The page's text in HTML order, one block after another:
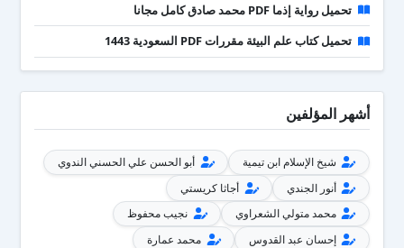
تحميل رواية إذما PDF محمد صادق كامل مجانا
تحميل كتاب علم البيئة مقررات PDF السعودية 1443
أشهر المؤلفين
شيخ الإسلام ابن تيمية
أبو الحسن علي الحسني الندوي
أنور الجندي
أجاثا كريستي
محمد متولي الشعراوي
نجيب محفوظ
إحسان عبد القدوس
محمد عمارة